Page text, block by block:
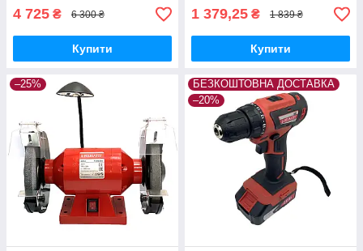
4 725 ₴ 6 300 ₴
Купити
1 379,25 ₴ 1 839 ₴
Купити
–25%
БЕЗКОШТОВНА ДОСТАВКА
–20%